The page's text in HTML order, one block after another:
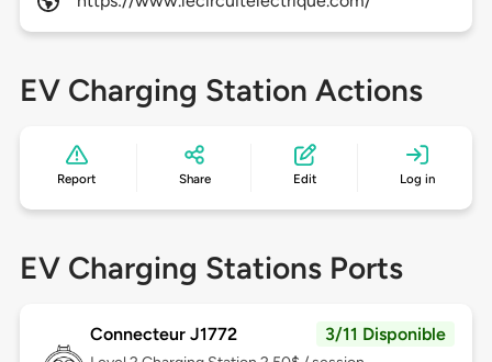
EV Charging Station Actions
Report Share Edit Log in
EV Charging Stations Ports
Connecteur J1772 3/11 Disponible